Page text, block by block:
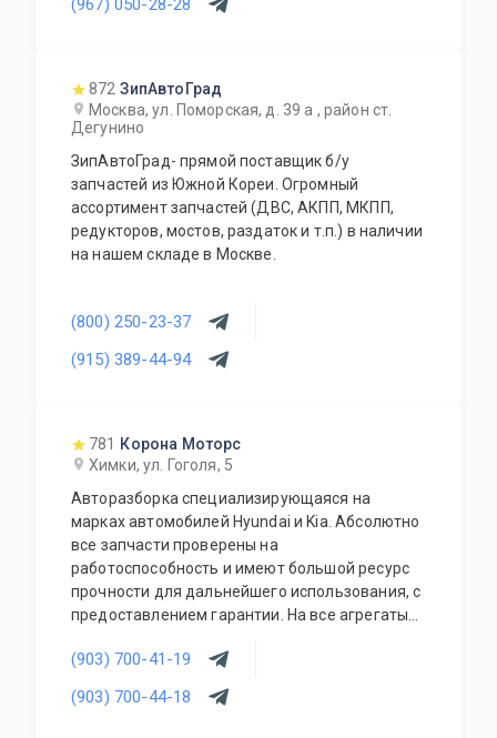
872 ЗипАвтоГрад
Москва, ул. Поморская, д. 39 а , район ст.
Дегунино
ЗипАвтоГрад- прямой поставщик б/у
запчастей из Южной Кореи. Огромный
ассортимент запчастей (ДВС, АКПП, МКПП,
редукторов, мостов, раздаток и т.п.) в наличии
на нашем складе в Москве.
(800) 250-23-37
(915) 389-44-94
781
Корона Моторс
Химки, ул. Гоголя, 5
Авторазборка специализирующаяся на
марках автомобилей Hyundai и Kia. Абсолютно
все запчасти проверены на
работоспособность и имеют большой ресурс
прочности для дальнейшего использования, с
предоставлением гарантии. На все агрегаты
установку. Наши специалисты имеют большой
и много-профильный опыт работы в данной
деятельности. Мы всегда готовы Вас
(903) 700-41-19
(903) 700-44-18